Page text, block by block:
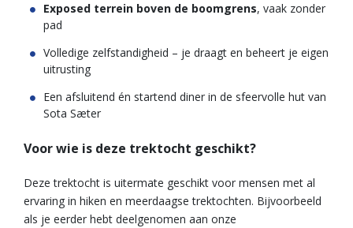
Exposed terrein boven de boomgrens, vaak zonder
pad
Volledige zelfstandigheid – je draagt en beheert je eigen
uitrusting
Een afsluitend én startend diner in de sfeervolle hut van
Sota Sæter
Voor wie is deze trektocht geschikt?
Deze trektocht is uitermate geschikt voor mensen met al
ervaring in hiken en meerdaagse trektochten. Bijvoorbeeld
als je eerder hebt deelgenomen aan onze